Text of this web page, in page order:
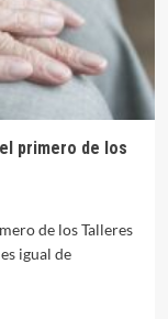
primero de los
de los Talleres
igual de